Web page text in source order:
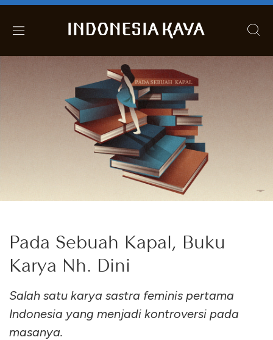
Pada Sebuah Kapal, Buku
Karya Nh. Dini
Salah satu karya sastra feminis pertama
Indonesia yang menjadi kontroversi pada
masanya.